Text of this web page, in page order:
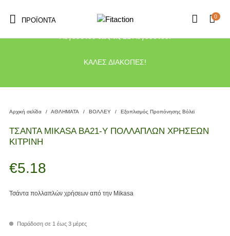
Το κατάστημα μας θα παραμείνει κλειστό λόγω διακοπών από τις 10
Αυγούστου έως τις 21 Αυγούστου.
ΚΑΛΕΣ ΔΙΑΚΟΠΕΣ!
ΠΡΟΪΌΝΤΑ
0
Αρχική σελίδα / ΑΘΛΗΜΑΤΑ / ΒΟΛΛΕΥ / Εξοπλισμός Προπόνησης Βόλεϊ
ΤΣΑΝΤΑ MIKASA BA21-Y ΠΟΛΛΑΠΛΩΝ ΧΡΗΣΕΩΝ
ΚΙΤΡΙΝΗ
€5.18
Τσάντα πολλαπλών χρήσεων από την Mikasa
Παράδοση σε 1 έως 3 μέρες